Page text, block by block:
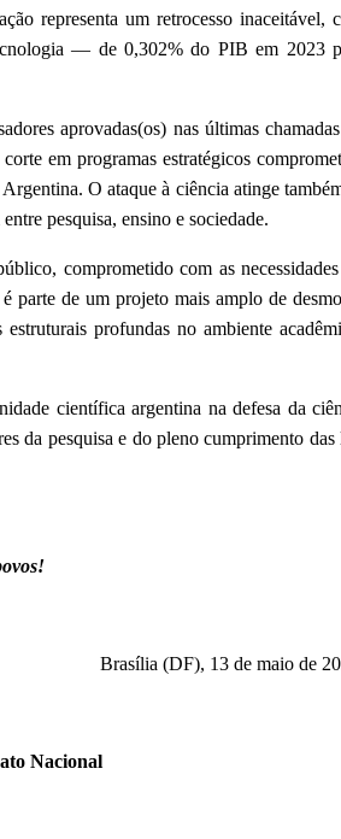
representa um retrocesso inaceitável,
— de 0,302% do PIB em 2023
aprovadas(os) nas últimas
em programas estratégicos
O ataque à ciência atinge
pesquisa, ensino e sociedade.
comprometido com as
parte de um projeto mais amplo de
profundas no ambiente
científica argentina na defesa da
da pesquisa e do pleno cumprimento das
Brasília (DF), 13 de maio de
Nacional